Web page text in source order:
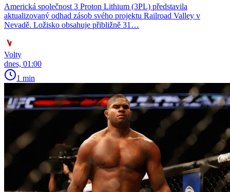
Americká společnost 3 Proton Lithium (3PL) představila
aktualizovaný odhad zásob svého projektu Railroad Valley v
Nevadě. Ložisko obsahuje přibližně 31…
Volty
dnes, 01:00
1 min